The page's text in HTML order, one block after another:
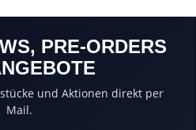
PRE-ORDERS
und Aktionen direkt per
Mail.